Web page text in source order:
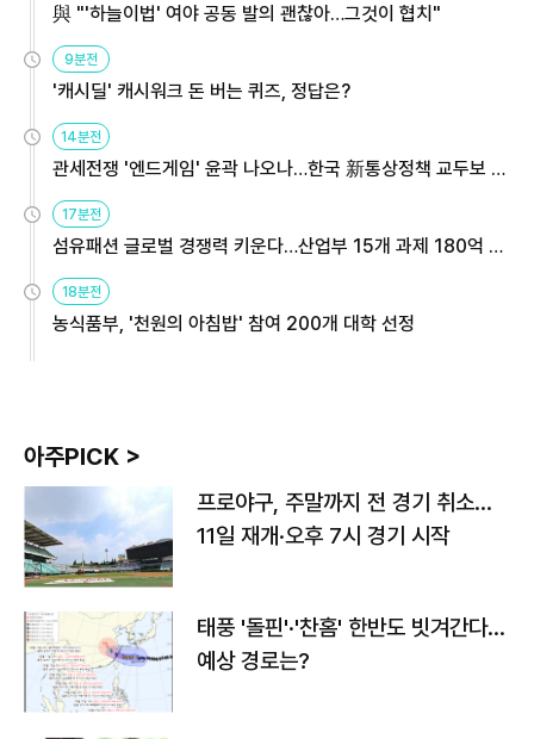
與 "'하늘이법' 여야 공동 발의 괜찮아…그것이 협치"
9분전
'캐시딜' 캐시워크 돈 버는 퀴즈, 정답은?
14분전
관세전쟁 '엔드게임' 윤곽 나오나…한국 新통상정책 교두보 활
17분전
섬유패션 글로벌 경쟁력 키운다…산업부 15개 과제 180억 지
18분전
농식품부, '천원의 아침밥' 참여 200개 대학 선정
아주PICK >
프로야구, 주말까지 전 경기 취소…
11일 재개·오후 7시 경기 시작
태풍 '돌핀'·'찬홈' 한반도 빗겨간다…
예상 경로는?